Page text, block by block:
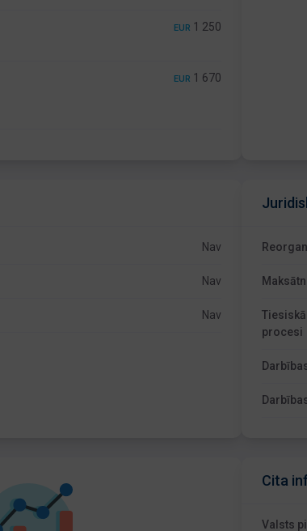
EUR 1 250
EUR 1 670
Nav
Nav
Nav
procesi
Cita
Valsts